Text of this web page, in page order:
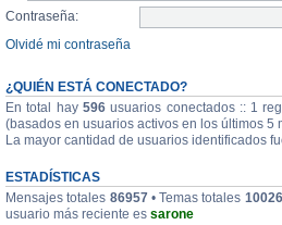
Contraseña:
Olvidé mi contraseña
¿QUIÉN ESTÁ CONECTADO?
En total hay 596usuarios conectados :: 1
(basados en usuarios activos en los últimos 5
La mayor cantidad de usuarios identificados
ESTADÍSTICAS
Mensajes totales 86957• Temas totales 10026
usuario más reciente es sarone